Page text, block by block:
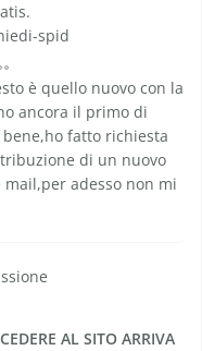
spid
è quello nuovo con la
ancora il primo di
fatto richiesta
di un nuovo
adesso non mi
AL SITO ARRIVA